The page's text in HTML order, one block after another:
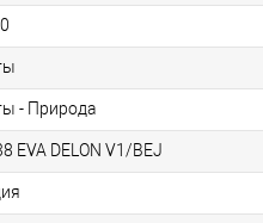
- Природа
EVA DELON V1/BEJ